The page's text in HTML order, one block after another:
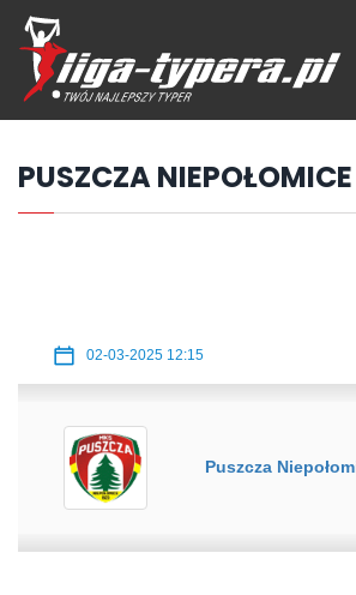
Przejdź
hdo
treści
PUSZCZA
02-03-2025 12:15
Puszcza